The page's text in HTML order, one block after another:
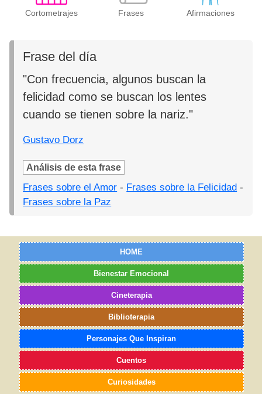
Cortometrajes Frases Afirmaciones
Frase del día
"Con frecuencia, algunos buscan la
felicidad como se buscan los lentes
cuando se tienen sobre la nariz."
Gustavo Dorz
Análisis de esta frase
Frases sobre el Amor - Frases sobre la Felicidad -
Frases sobre la Paz
HOME
Bienestar Emocional
Cineterapia
Biblioterapia
Personajes Que Inspiran
Cuentos
Curiosidades